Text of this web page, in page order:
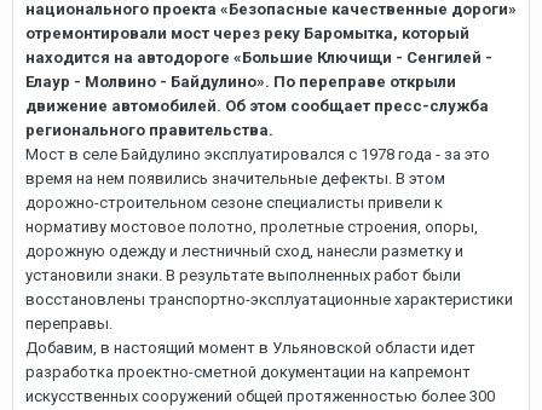
национального проекта «Безопасные качественные дороги»
отремонтировали мост через реку Баромытка, который
находится на автодороге «Большие Ключищи - Сенгилей -
Елаур - Молвино - Байдулино». По переправе открыли
движение автомобилей. Об этом сообщает пресс-служба
регионального правительства.
Мост в селе Байдулино эксплуатировался с 1978 года - за это
время на нем появились значительные дефекты. В этом
дорожно-строительном сезоне специалисты привели к
нормативу мостовое полотно, пролетные строения, опоры,
дорожную одежду и лестничный сход, нанесли разметку и
установили знаки. В результате выполненных работ были
восстановлены транспортно-эксплуатационные характеристики
переправы.
Добавим, в настоящий момент в Ульяновской области идет
разработка проектно-сметной документации на капремонт
искусственных сооружений общей протяженностью более 300